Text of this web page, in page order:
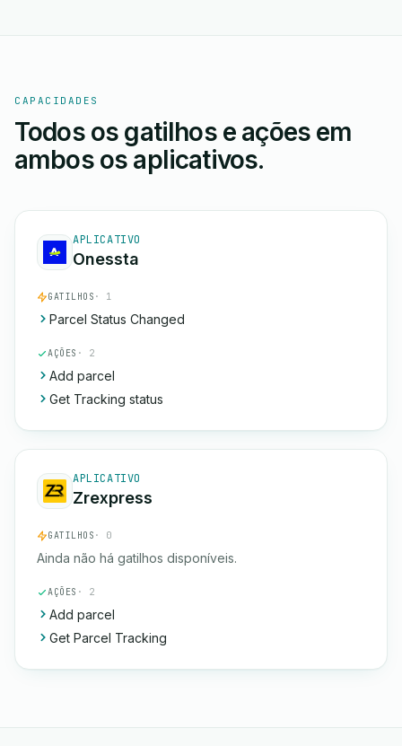
CAPACIDADES
Todos os gatilhos e ações em
ambos os aplicativos.
APLICATIVO
Onessta
GATILHOS · 1
Parcel Status Changed
AÇÕES · 2
Add parcel
Get Tracking status
APLICATIVO
Zrexpress
GATILHOS · 0
Ainda não há gatilhos disponíveis.
AÇÕES · 2
Add parcel
Get Parcel Tracking